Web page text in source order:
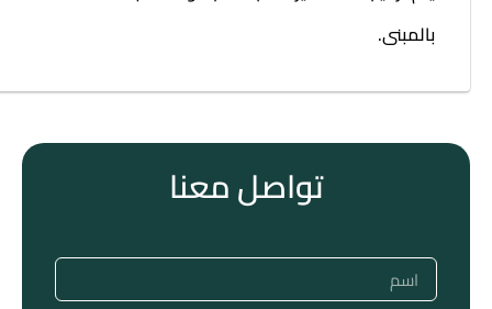
بالمبنى.
تواصل معنا